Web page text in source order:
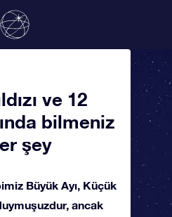
ve 12
bilmeniz
şey
Büyük Ayı, Küçük
ancak